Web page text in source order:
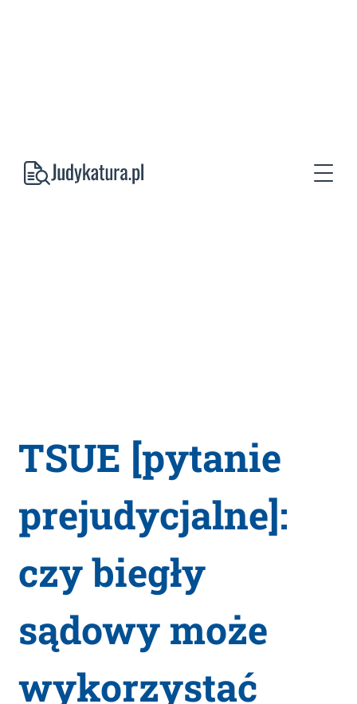
TSUE [pytanie
prejudycjalne]:
czy biegły
sądowy może
wykorzystać